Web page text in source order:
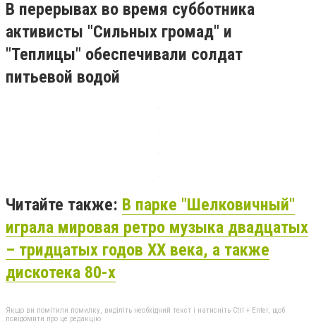
В перерывах во время субботника
активисты "Сильных громад" и
"Теплицы" обеспечивали солдат
питьевой водой
Читайте также: В парке "Шелковичный"
играла мировая ретро музыка двадцатых
– тридцатых годов ХХ века, а также
дискотека 80-х
Якщо ви помітили помилку, виділіть необхідний текст і натисніть Ctrl + Enter, щоб
повідомити про це редакцію